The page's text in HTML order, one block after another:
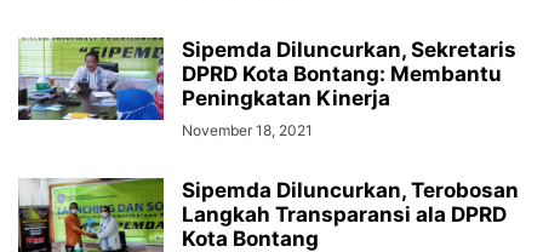
Sipemda Diluncurkan, Sekretaris
DPRD Kota Bontang: Membantu
Peningkatan Kinerja
November 18, 2021
Sipemda Diluncurkan, Terobosan
Langkah Transparansi ala DPRD
Kota Bontang